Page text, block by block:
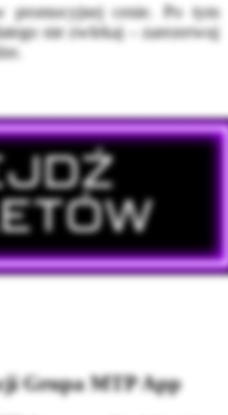
promocyjnej cenie. Po tym
nie zwlekaj – zarezerwuj
Grupa MTP App